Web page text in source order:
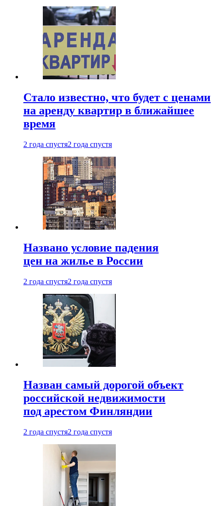
Стало известно, что будет с ценами
на аренду квартир в ближайшее
время
2 года спустя2 года спустя
Названо условие падения
цен на жилье в России
2 года спустя2 года спустя
Назван самый дорогой объект
российской недвижимости
под арестом Финляндии
2 года спустя2 года спустя